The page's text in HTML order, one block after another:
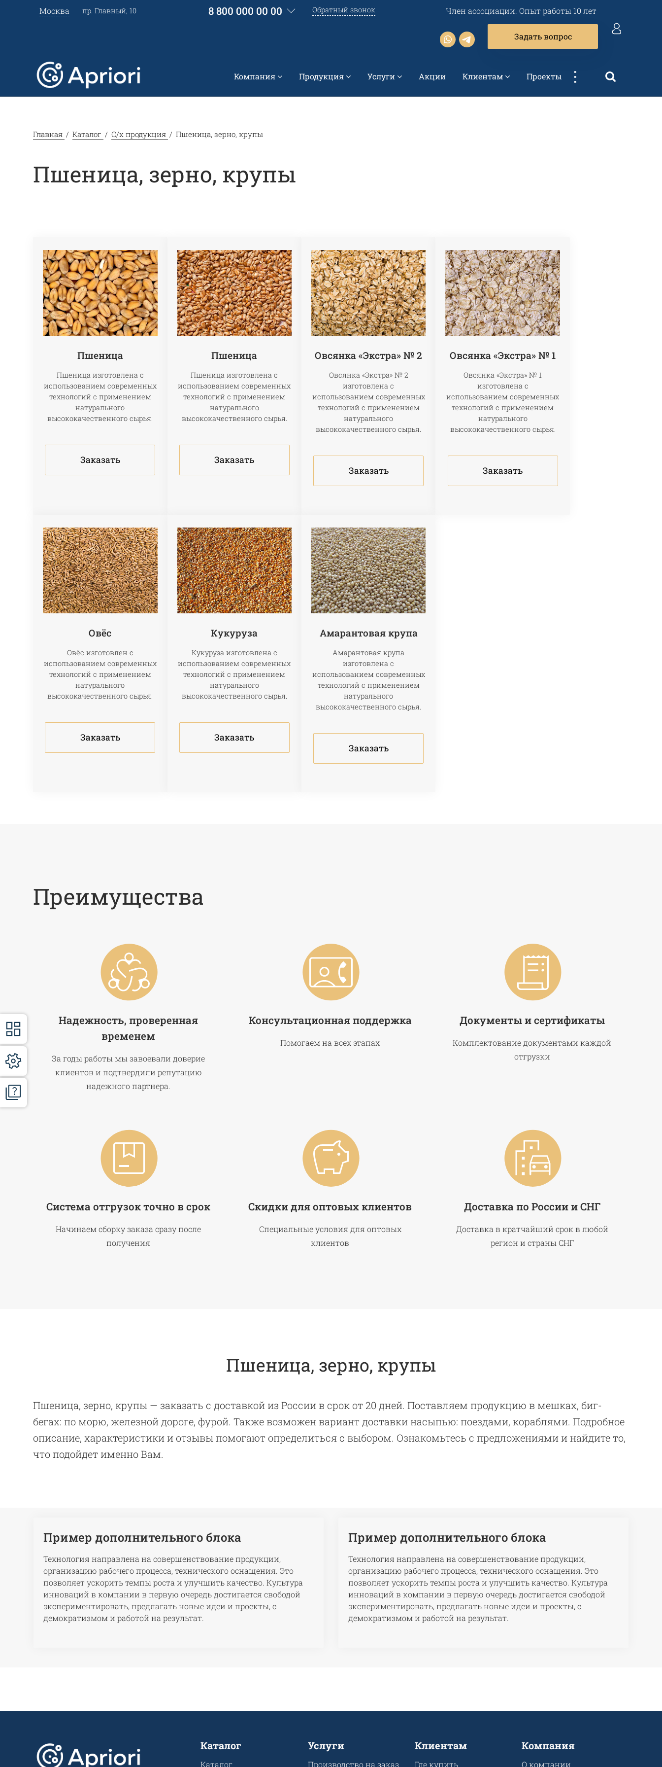
Москва пр. Главный, 10 8 800 000 00 00 Обратный звонок Член ассоциации. Опыт работы 10 лет
Задать вопрос
Компания Продукция Услуги Акции Клиентам Проекты ...
Главная Каталог С/х продукция Пшеница, зерно, крупы
Пшеница, зерно, крупы
Пшеница
Пшеница изготовлена с
использованием современных
технологий с применением
натурального
высококачественного сырья.
Заказать
Пшеница
Пшеница изготовлена с
использованием современных
технологий с применением
натурального
высококачественного сырья.
Заказать
Овсянка «Экстра» № 2
Овсянка «Экстра» № 2
изготовлена с
использованием современных
технологий с применением
натурального
высококачественного сырья.
Заказать
Овсянка «Экстра» № 1
Овсянка «Экстра» № 1
изготовлена с
использованием современных
технологий с применением
натурального
высококачественного сырья.
Заказать
Овёс
Овёс изготовлен с
использованием современных
технологий с применением
натурального
высококачественного сырья.
Заказать
Кукуруза
Кукуруза изготовлена с
использованием современных
технологий с применением
натурального
высококачественного сырья.
Заказать
Амарантовая крупа
Амарантовая крупа
изготовлена с
использованием современных
технологий с применением
натурального
высококачественного сырья.
Заказать
Преимущества
Надежность, проверенная
временем
За годы работы мы завоевали доверие
клиентов и подтвердили репутацию
надежного партнера.
Консультационная поддержка
Помогаем на всех этапах
Документы и сертификаты
Комплектование документами каждой
отгрузки
Система отгрузок точно в срок
Начинаем сборку заказа сразу после
получения
Скидки для оптовых клиентов
Специальные условия для оптовых
клиентов
Доставка по России и СНГ
Доставка в кратчайший срок в любой
регион и страны СНГ
Пшеница, зерно, крупы
Пшеница, зерно, крупы — заказать с доставкой из России в срок от 20 дней. Поставляем продукцию в мешках, биг-
бегах: по морю, железной дороге, фурой. Также возможен вариант доставки насыпью: поездами, кораблями. Подробное
описание, характеристики и отзывы помогают определиться с выбором. Ознакомьтесь с предложениями и найдите то,
что подойдет именно Вам.
Пример дополнительного блока
Технология направлена на совершенствование продукции,
организацию рабочего процесса, технического оснащения. Это
позволяет ускорить темпы роста и улучшить качество. Культура
инноваций в компании в первую очередь достигается свободой
экспериментировать, предлагать новые идеи и проекты, с
демократизмом и работой на результат.
Пример дополнительного блока
Технология направлена на совершенствование продукции,
организацию рабочего процесса, технического оснащения. Это
позволяет ускорить темпы роста и улучшить качество. Культура
инноваций в компании в первую очередь достигается свободой
экспериментировать, предлагать новые идеи и проекты, с
демократизмом и работой на результат.
Каталог
Каталог
Услуги
Производство на заказ
Клиентам
Где купить
Компания
О компании